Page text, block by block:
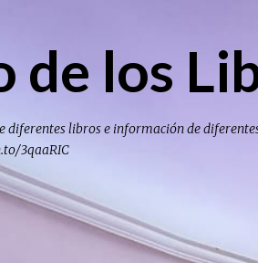
de los
diferentes libros e información de
3qaaRIC